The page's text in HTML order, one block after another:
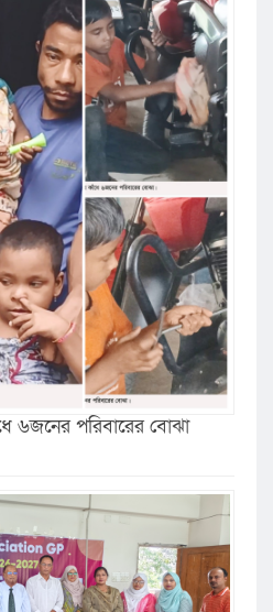
৬জনের পরিবারের বোঝা